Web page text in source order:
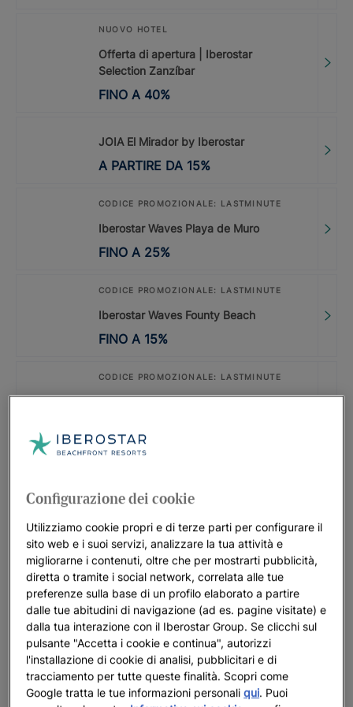
NUOVO HOTEL
Offerta di apertura | Iberostar
Selection Zanzíbar
FINO A 40%
JOIA El Mirador by Iberostar
A PARTIRE DA 15%
CODICE PROMOZIONALE: LASTMINUTE
Iberostar Waves Playa de Muro
FINO A 25%
CODICE PROMOZIONALE: LASTMINUTE
Iberostar Waves Founty Beach
FINO A 15%
CODICE PROMOZIONALE: LASTMINUTE
Iberostar Selection Creta Marine
CODICE PROMOZIONALE: LISBOA26
Offerta speciale Lisbona 2026
FINO A 20%
CODICE PROMOZIONALE: LASTMINUTE
Iberostar Selection Marbella Coral
Beach
FINO A 20%
Configurazione dei cookie
Utilizziamo cookie propri e di terze parti per configurare il
sito web e i suoi servizi, analizzare la tua attività e
migliorarne i contenuti, oltre che per mostrarti pubblicità,
diretta o tramite i social network, correlata alle tue
preferenze sulla base di un profilo elaborato a partire
dalle tue abitudini di navigazione (ad es. pagine visitate) e
dalla tua interazione con il Iberostar Group. Se clicchi sul
pulsante "Accetta i cookie e continua", autorizzi
l'installazione di cookie di analisi, pubblicitari e di
tracciamento per tutte queste finalità. Scopri come
Google tratta le tue informazioni personaliqui. Puoi